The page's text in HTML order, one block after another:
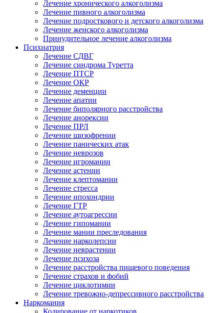
Лечение хронического алкоголизма
Лечение пивного алкоголизма
Лечение подросткового и детского алкоголизма
Лечение женского алкоголизма
Принудительное лечение алкоголизма
Психиатрия
Лечение СДВГ
Лечение синдрома Туретта
Лечение ПТСР
Лечение ОКР
Лечение деменции
Лечение апатии
Лечение биполярного расстройства
Лечение анорексии
Лечение ПРЛ
Лечение шизофрении
Лечение панических атак
Лечение неврозов
Лечение игромании
Лечение астении
Лечение клептомании
Лечение стресса
Лечение ипохондрии
Лечение ГТР
Лечение аутоагрессии
Лечение гипомании
Лечение мании преследования
Лечение нарколепсии
Лечение неврастении
Лечение психоза
Лечение расстройства пищевого поведения
Лечение страхов и фобий
Лечение циклотимии
Лечение тревожно-депрессивного расстройства
Наркомания
Кодирование от наркотиков